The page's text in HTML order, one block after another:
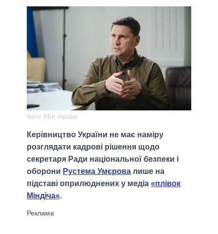
Фото: РБК-Україна
Керівництво України не має наміру
розглядати кадрові рішення щодо
секретаря Ради національної безпеки і
оборони Рустема Умєрова лише на
підставі оприлюднених у медіа «плівок
Міндіча».